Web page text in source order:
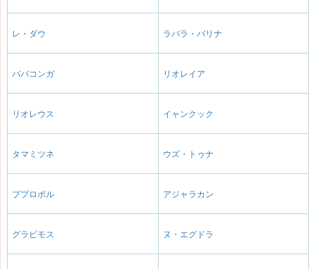
レ・ダウ ラバラ・バリナ
ババコンガ リオレイア
リオレウス イャンクック
タマミツネ ウズ・トゥナ
ププロポル アジャラカン
グラビモス ヌ・エグドラ